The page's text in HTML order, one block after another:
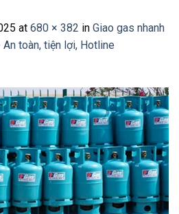
at 680 × 382 in Giao gas nhanh
toàn, tiện lợi, Hotline